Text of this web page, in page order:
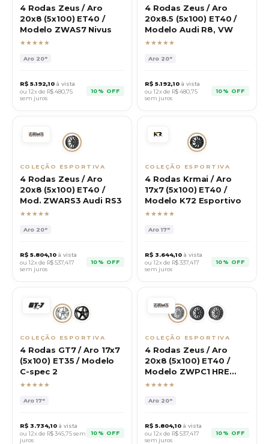
4 Rodas Zeus / Aro
20x8 (5x100) ET40 /
Modelo ZWAS7 Nivus
★★★★★
Aro 20"
R$ 5.192,10 à vista
ou 12x de R$480,75
sem juros
10% OFF
4 Rodas Zeus / Aro
20x8.5 (5x100) ET40 /
Modelo Audi R8, VW
★★★★★
Aro 20"
R$ 5.192,10 à vista
ou 12x de R$480,75
sem juros
10% OFF
COLEÇÃO ESPORTIVA
4 Rodas Zeus / Aro
20x8 (5x100) ET40 /
Mod. ZWARS3 Audi RS3
★★★★★
Aro 20"
R$ 5.804,10 à vista
ou 12x de R$537,417
sem juros
10% OFF
COLEÇÃO ESPORTIVA
4 Rodas Krmai / Aro
17x7 (5x100) ET40 /
Modelo K72 Esportivo
★★★★★
Aro17"
R$ 3.644,10 à vista
ou 12x de R$337,417
sem juros
10% OFF
COLEÇÃO ESPORTIVA
4 Rodas GT7 / Aro 17x7
(5x100) ET35 / Modelo
C-spec 2
★★★★★
Aro17"
R$ 3.734,10 à vista
ou 12x de R$345,75sem
juros
10% OFF
COLEÇÃO ESPORTIVA
4 Rodas Zeus / Aro
20x8 (5x100) ET40 /
Modelo ZWPC1 HRE
P200
★★★★★
Aro 20"
R$ 5.804,10 à vista
ou 12x de R$537,417
sem juros
10% OFF